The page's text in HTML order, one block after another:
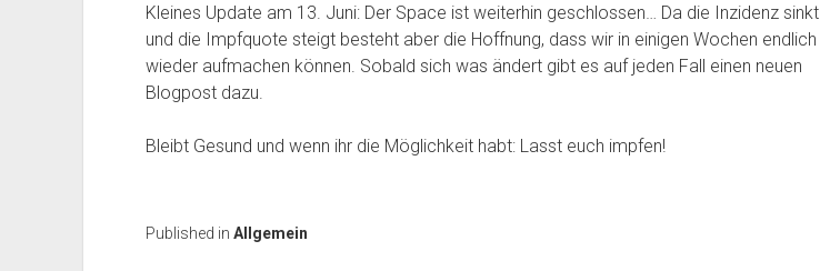
Kleines Update am 13. Juni: Der Space ist weiterhin geschlossen… Da die Inzidenz sinkt
und die Impfquote steigt besteht aber die Hoffnung, dass wir in einigen Wochen endlich
wieder aufmachen können. Sobald sich was ändert gibt es auf jeden Fall einen neuen
Blogpost dazu.
Bleibt Gesund und wenn ihr die Möglichkeit habt: Lasst euch impfen!
Published in Allgemein